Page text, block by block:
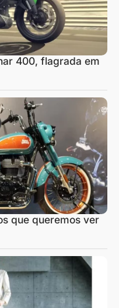
400, flagrada em
que queremos ver